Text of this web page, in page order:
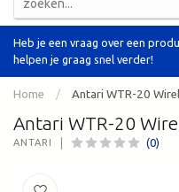
Heb je een vraag over een
helpen je graag snel verder!
Home / Antari WTR-20
Antari WTR-20
ANTARI (0)